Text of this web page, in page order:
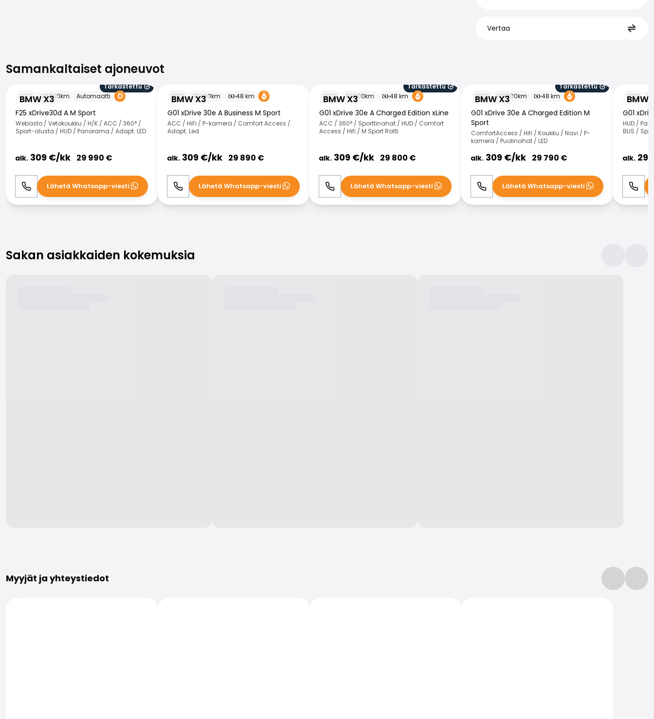
Vertaa
Samankaltaiset ajoneuvot
Samankaltaiset ajoneuvot
BMW X3
Tarkastettu
2017
128000km Automaatti
F25 xDrive30d A M Sport
Webasto / Vetokoukku / H/K / ACC / 360° /
Sport-alusta / HUD / Panorama / Adapt. LED
alk. 309 €/kk 29 990 €
Soita WhatsApp
Lähetä Whatsapp-viesti
BMW X3
2021 115000km 48 km
G01 xDrive 30e A Business M Sport
ACC / HiFi / P-kamera / Comfort Access /
Adapt. Led
alk. 309 €/kk 29 890 €
Soita WhatsApp
Lähetä Whatsapp-viesti
BMW X3
Tarkastettu
2020
88000km 48 km
G01 xDrive 30e A Charged Edition xLine
ACC / 360° / Sporttinahat / HUD / Comfort
Access / Hifi / M Sport Ratti
alk. 309 €/kk 29 800 €
Soita WhatsApp
Lähetä Whatsapp-viesti
BMW X3
Tarkastettu
2020
108000km 48 km
G01 xDrive 30e A Charged Edition M
Sport
ComfortAccess / Hifi / Koukku / Navi / P-
kamera / Puolinahat / LED
alk. 309 €/kk 29 790 €
Soita WhatsApp
Lähetä Whatsapp-viesti
BMW
2018
G01
HUD /
BLIS /
alk. 299
Soita
Sakan asiakkaiden kokemuksia
Myyjät ja yhteystiedot